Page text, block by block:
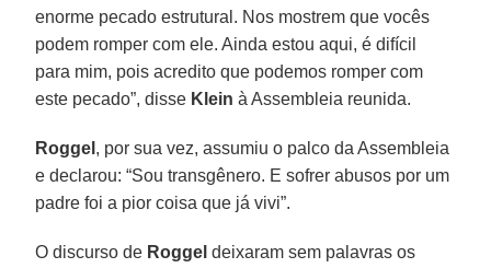
enorme pecado estrutural. Nos mostrem que vocês
podem romper com ele. Ainda estou aqui, é difícil
para mim, pois acredito que podemos romper com
este pecado”, disse Klein à Assembleia reunida.
Roggel , por sua vez, assumiu o palco da Assembleia
e declarou: “Sou transgênero. E sofrer abusos por um
padre foi a pior coisa que já vivi”.
O discurso de Roggel deixaram sem palavras os